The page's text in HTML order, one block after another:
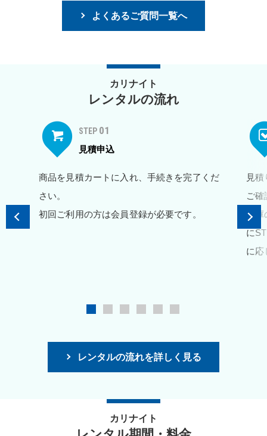
よくあるご質問一覧へ
カリナイト
レンタルの流れ
STEP 01
見積申込
商品を見積カートに入れ、手続きを完了くだ
さい。
初回ご利用の方は会員登録が必要です。
見
ご確
在
に
に応
レンタルの流れを詳しく見る
カリナイト